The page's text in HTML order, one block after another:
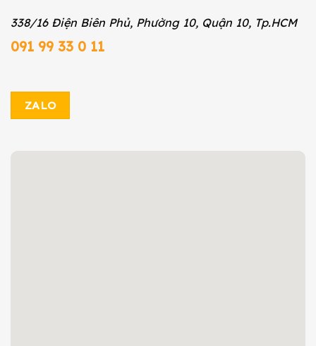
338/16 Điện Biên Phủ, Phường 10, Quận 10, Tp.HCM
091 99 33 0 11
ZALO